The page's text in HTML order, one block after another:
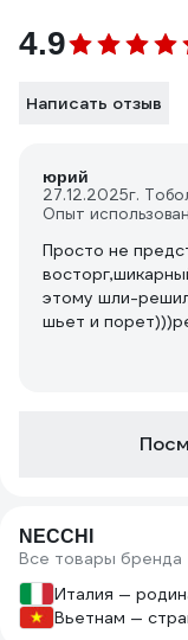
4.9
Написать отзыв
юрий
27.12.2025г.
Опыт
Просто не
этому шли-
шьет и
NECCHI
Все товары бренда
Италия —
Вьетнам —